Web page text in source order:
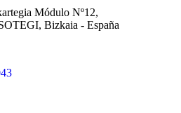
Módulo Nº12,
Bizkaia - España